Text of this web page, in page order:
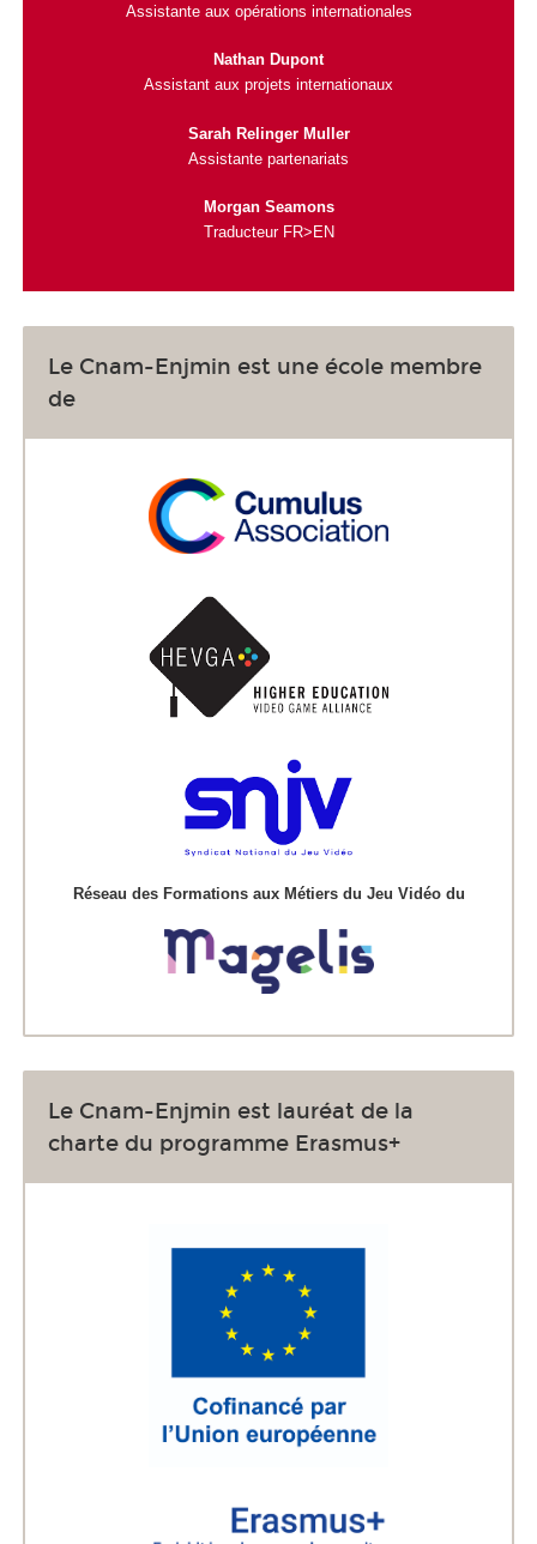
Assistante aux opérations internationales
Nathan Dupont
Assistant aux projets internationaux
Sarah Relinger Muller
Assistante partenariats
Morgan Seamons
Traducteur FR>EN
Le Cnam-Enjmin est une école membre
de
Réseau des Formations aux Métiers du Jeu Vidéo du
Le Cnam-Enjmin est lauréat de la
charte du programme Erasmus+